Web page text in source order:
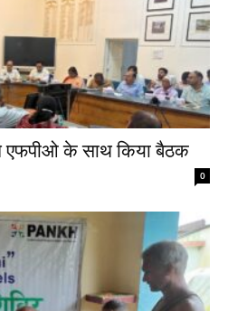
एफपीओ के साथ किया बैठक
0